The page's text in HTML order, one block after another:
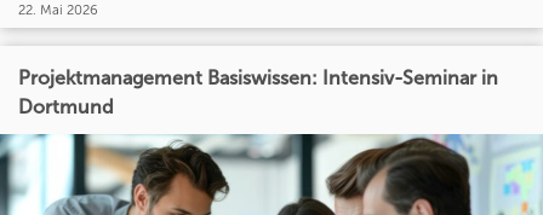
22. Mai 2026
Projektmanagement Basiswissen: Intensiv-Seminar in
Dortmund